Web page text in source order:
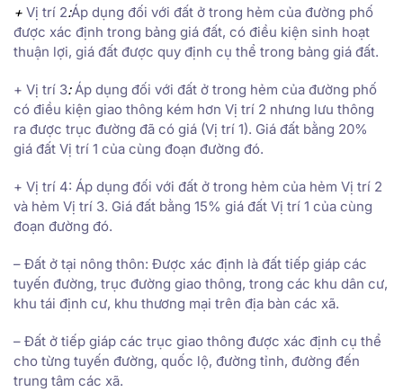
+ Vị trí 2:Áp dụng đối với đất ở trong hẻm của đường phố
được xác định trong bảng giá đất, có điều kiện sinh hoạt
thuận lợi, giá đất được quy định cụ thể trong bảng giá đất.
+ Vị trí 3:Áp dụng đối với đất ở trong hẻm của đường phố
có điều kiện giao thông kém hơn Vị trí 2 nhưng lưu thông
ra được trục đường đã có giá (Vị trí 1). Giá đất bằng 20%
giá đất Vị trí 1 của cùng đoạn đường đó.
+ Vị trí 4: Áp dụng đối với đất ở trong hẻm của hẻm Vị trí 2
và hẻm Vị trí 3. Giá đất bằng 15% giá đất Vị trí 1 của cùng
đoạn đường đó.
– Đất ở tại nông thôn: Được xác định là đất tiếp giáp các
tuyến đường, trục đường giao thông, trong các khu dân cư,
khu tái định cư, khu thương mại trên địa bàn các xã.
– Đất ở tiếp giáp các trục giao thông được xác định cụ thể
cho từng tuyến đường, quốc lộ, đường tỉnh, đường đến
trung tâm các xã.